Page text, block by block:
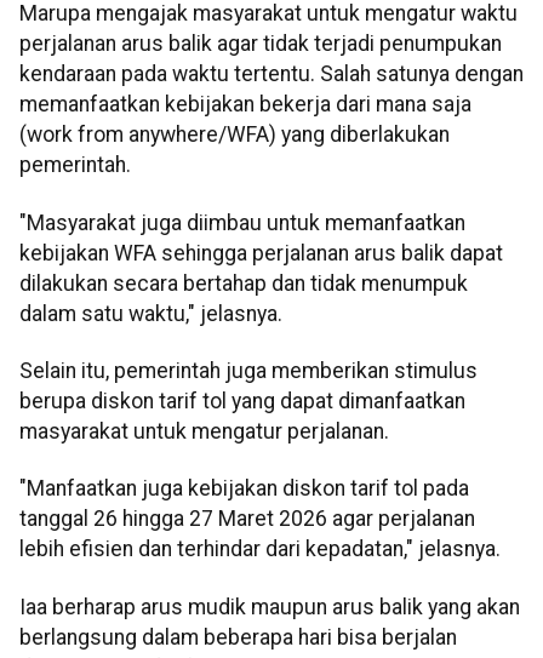
Marupa mengajak masyarakat untuk mengatur waktu
perjalanan arus balik agar tidak terjadi penumpukan
kendaraan pada waktu tertentu. Salah satunya dengan
memanfaatkan kebijakan bekerja dari mana saja
(work from anywhere/WFA) yang diberlakukan
pemerintah.
"Masyarakat juga diimbau untuk memanfaatkan
kebijakan WFA sehingga perjalanan arus balik dapat
dilakukan secara bertahap dan tidak menumpuk
dalam satu waktu," jelasnya.
Selain itu, pemerintah juga memberikan stimulus
berupa diskon tarif tol yang dapat dimanfaatkan
masyarakat untuk mengatur perjalanan.
"Manfaatkan juga kebijakan diskon tarif tol pada
tanggal 26 hingga 27 Maret 2026 agar perjalanan
lebih efisien dan terhindar dari kepadatan," jelasnya.
Iaa berharap arus mudik maupun arus balik yang akan
berlangsung dalam beberapa hari bisa berjalan